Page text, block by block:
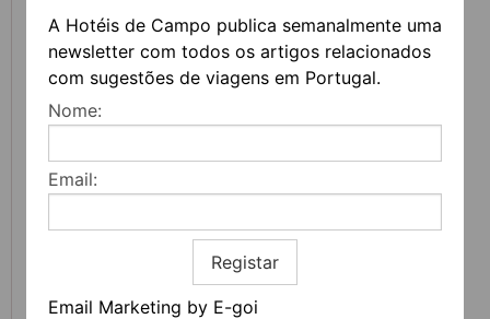
A Hotéis de Campo publica semanalmente uma
newsletter com todos os artigos relacionados
com sugestões de viagens em Portugal.
Nome:
Email:
Registar
Email Marketing by E-goi
UVVA REGRESSA A AMARANTE PARA
CELEBRAR O VINHO, A GASTRONOMIA E A
CULTURA